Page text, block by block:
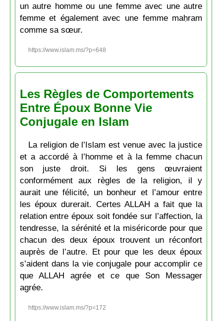
un autre homme ou une femme avec une autre
femme et également avec une femme maḥram
comme sa sœur.
https://www.islam.ms/?p=648
Les Règles de Comportements
Entre Époux Bonne Vie
Conjugale en Islam
La religion de l’Islam est venue avec la justice
et a accordé à l’homme et à la femme chacun
son juste droit. Si les gens œuvraient
conformément aux règles de la religion, il y
aurait une félicité, un bonheur et l’amour entre
les époux durerait. Certes ALLAH a fait que la
relation entre époux soit fondée sur l’affection, la
tendresse, la sérénité et la miséricorde pour que
chacun des deux époux trouvent un réconfort
auprès de l’autre. Et pour que les deux époux
s’aident dans la vie conjugale pour accomplir ce
que ALLAH agrée et ce que Son Messager
agrée.
https://www.islam.ms/?p=172